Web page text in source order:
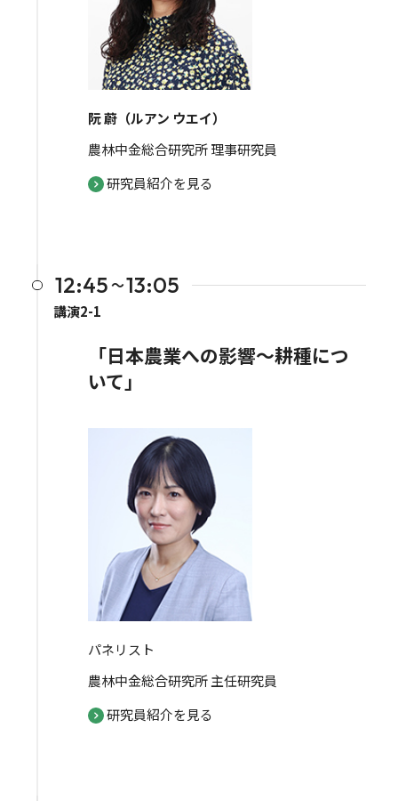
阮 蔚（ルアン ウエイ）
農林中金総合研究所 理事研究員
研究員紹介を見る
12:45〜13:05
講演2-1
「日本農業への影響～耕種につ
いて」
パネリスト
農林中金総合研究所 主任研究員
研究員紹介を見る